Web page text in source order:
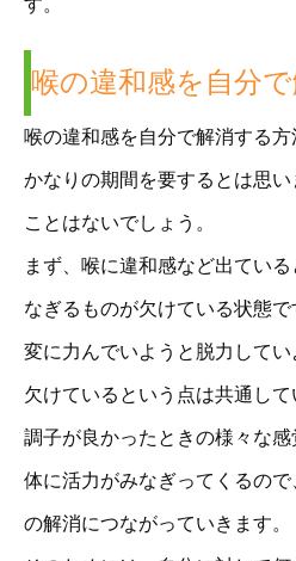
喉の違和感を自分
喉の違和感を自分で解消する方
かなりの期間を要するとは思
ことはないでしょう。
まず、喉に違和感など出てい
なぎるものが欠けている状態で
変に力んでいようと脱力して
欠けているという点は共通して
調子が良かったときの様々な感
体に活力がみなぎってくるの
の解消につながっていきます。